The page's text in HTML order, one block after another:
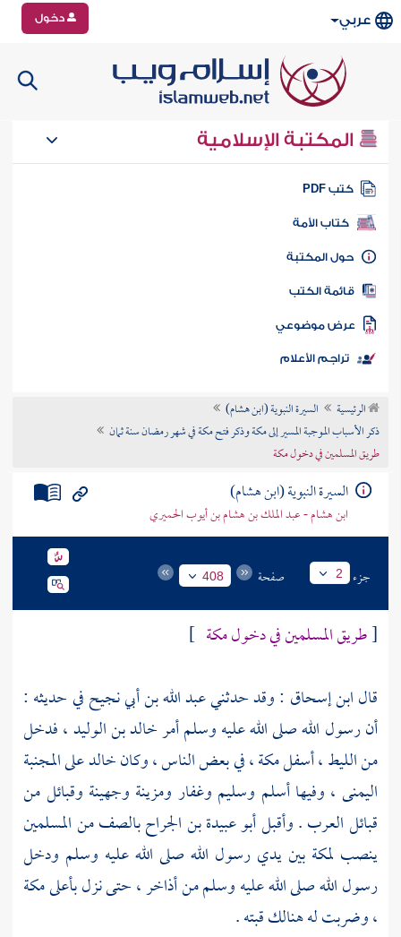
عربي دخول
المكتبة الإسلامية
كتب PDF
كتاب الأمة
المكتبة
الكتب
موضوعي
تراجم الأعلام
الرئيسية
السيرة النبوية (ابن هشام)
ذكر الأسباب الموجبة المسير إلى مكة وذكر فتح مكة في شهر رمضان سنة ثمان
طريق المسلمين في دخول مكة
السيرة النبوية (ابن هشام)
ابن هشام - عبد الملك بن هشام بن أيوب الحميري
جزء 2 صفحة 408
[طريق المسلمين في دخولمكة ]
قالابن إسحاق : وقد حدثنيعبد الله بن أبي نجيحفي حديثه :
أن رسول الله صلى الله عليه وسلم أمرخالد بن الوليد، فدخل
منالليط، أسفلمكة، في بعض الناس ، وكانخالدعلى المجنبة
اليمنى ، وفيهاأسلم وسليم وغفار ومزينة وجهينة وقبائل من
قبائلالعرب. وأقبلأبو عبيدة بن الجراحبالصف من المسلمين
ينصبلمكةبين يدي رسول الله صلى الله عليه وسلم ودخل
رسول الله صلى الله عليه وسلم منأذاخر، حتى نزل بأعلىمكة
، وضربت له هنالك قبته .